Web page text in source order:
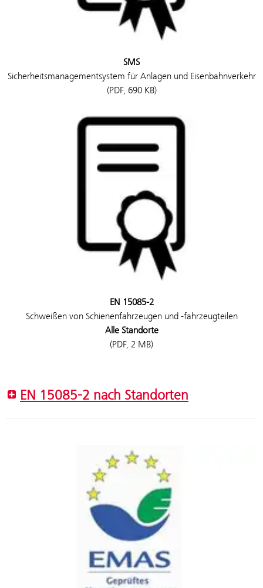
SMS
Sicherheitsmanagementsystem für Anlagen und Eisenbahnverkehr
(PDF, 690 KB)
EN 15085-2
Schweißen von Schienenfahrzeugen und -fahrzeugteilen
Alle Standorte
(PDF, 2 MB)
EN 15085-2 nach Standorten